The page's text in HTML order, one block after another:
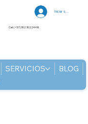
SERVICIOS
BLOG
Iniciar sesión
Cel: (+57) 302 3022448